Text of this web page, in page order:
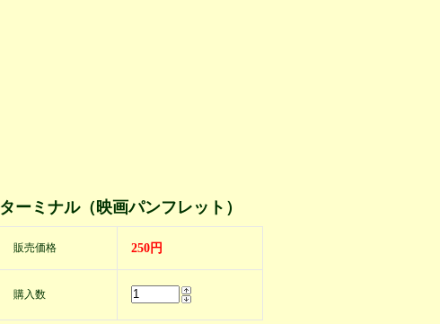
ターミナル（映画パンフレット）
販売価格 250円
購入数